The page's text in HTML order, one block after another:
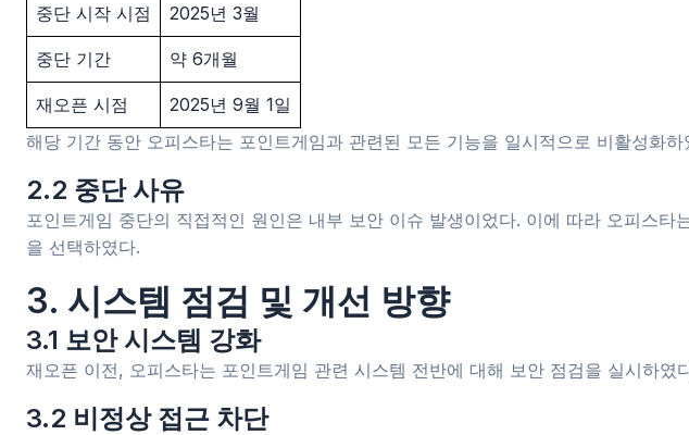
중단 시작 시점 2025년 3월
중단 기간 약 6개월
재오픈 시점
2025년 9월 1일
해당 기간 동안 오피스타는 포인트게임과 관련된 모든 기능을 일시적으로 비활성화하
2.2 중단 사유
포인트게임 중단의 직접적인 원인은 내부 보안 이슈 발생이었다. 이에 따라 오피스타
을 선택하였다.
3. 시스템 점검 및 개선 방향
3.1 보안 시스템 강화
재오픈 이전, 오피스타는 포인트게임 관련 시스템 전반에 대해 보안 점검을 실시하
3.2 비정상 접근 차단